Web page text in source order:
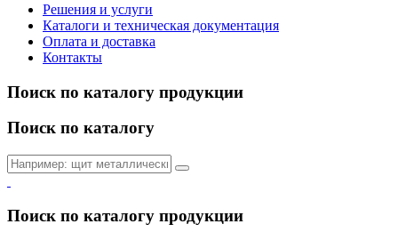
Решения и услуги
Каталоги и техническая документация
Оплата и доставка
Контакты
Поиск по каталогу продукции
Поиск по каталогу
Поиск по каталогу продукции